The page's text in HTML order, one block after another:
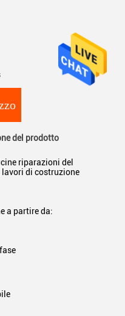
del prodotto
riparazioni del
di costruzione
a partire da: